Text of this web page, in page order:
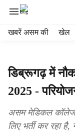
खबरें असम की खेल
डिब्रूगढ़ में
2025 -
असम मेडिकल कॉलेज
लिए भर्ती कर रहा